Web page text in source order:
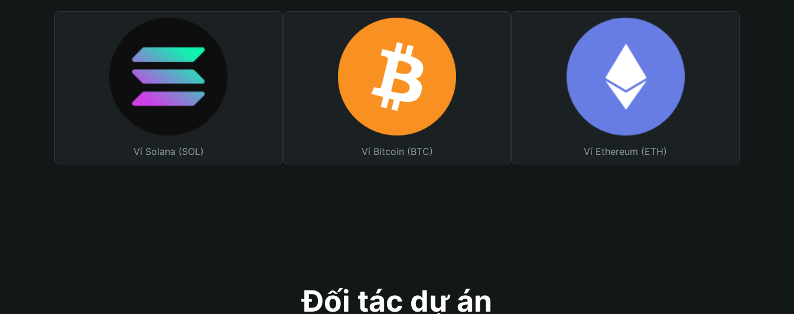
Ví Solana (SOL) Ví Bitcoin (BTC) Ví Ethereum (ETH)
Đối tác dự án